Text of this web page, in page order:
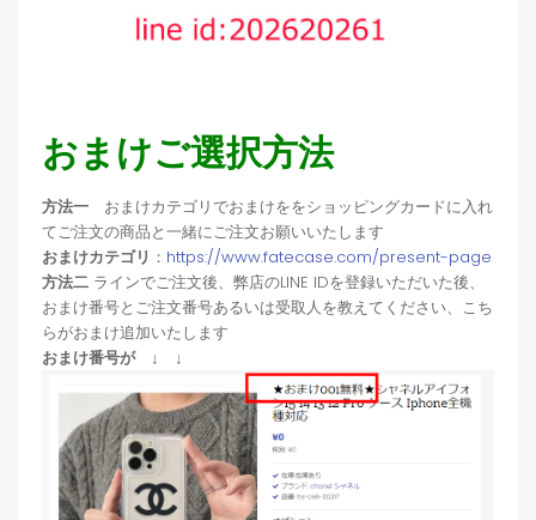
おまけご選択方法
方法一 おまけカテゴリでおまけををショッピングカードに入れ
てご注文の商品と一緒にご注文お願いいたします
おまけカテゴリ ： https://www.fatecase.com/present-page
方法二 ラインでご注文後、弊店のLINE IDを登録いただいた後、
おまけ番号とご注文番号あるいは受取人を教えてください、こち
らがおまけ追加いたします
おまけ番号が ↓ ↓